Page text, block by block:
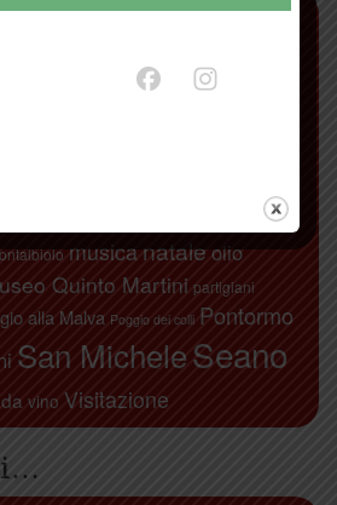
Alberto Moretti antiquariato
camminate
libri
musicanataleolio
Quinto Martini partigiani
alla Malva Poggio dei colli Pontormo
San MicheleSeano
vino Visitazione